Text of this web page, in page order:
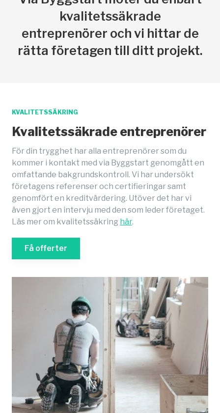
kvalitetssäkrade
entreprenörer och vi hittar de
rätta företagen till ditt projekt.
KVALITETSSÄKRING
Kvalitetssäkrade entreprenörer
För din trygghet har alla entreprenörer som du
kommer i kontakt med via Byggstart genomgått en
omfattande bakgrundskontroll. Vi har undersökt
företagens referenser och certifieringar samt
genomfört en kreditvärdering. Utöver det har vi
även gjort en intervju med den som leder företaget.
Läs mer om kvalitetssäkring här.
Få offerter